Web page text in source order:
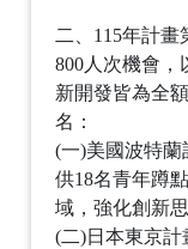
二、115年計畫
800人次機會，
新開發皆為全
名：
(一)美國波特蘭
供18名青年蹲
域，強化創新
(二)日本東京計